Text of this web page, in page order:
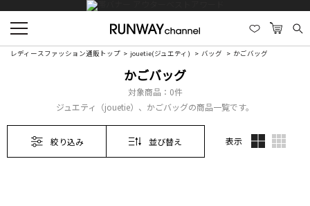
レディースファッション通販トップ jouetie(ジュエティ) バッグ かごバッグ
かごバッグ
対象商品： 0件
ジュエティ（jouetie）、かごバッグの商品一覧です。
絞り込み 並び替え 表示